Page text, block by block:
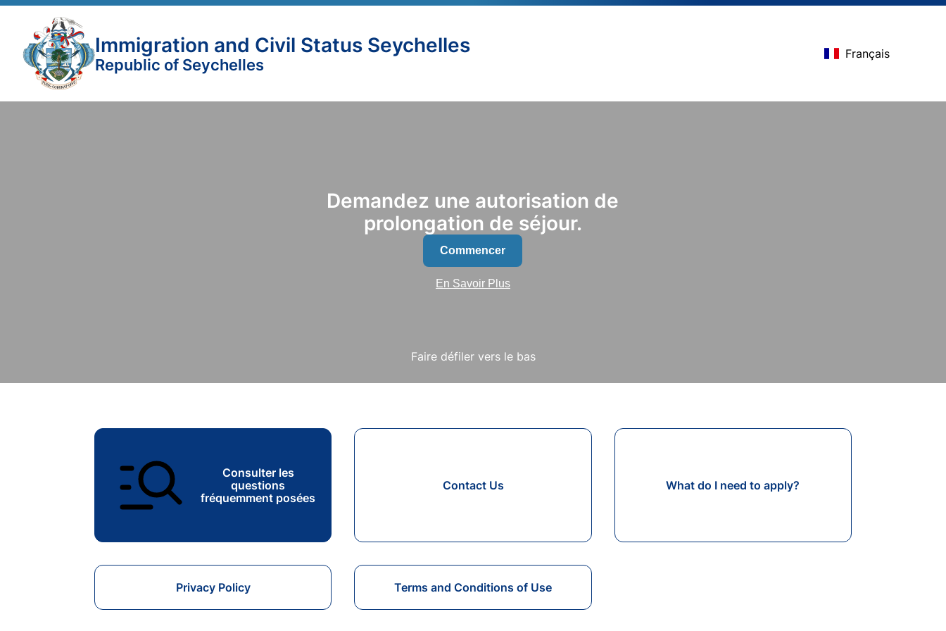
Immigration and Civil Status Seychelles
Republic of Seychelles
Français
Demandez une autorisation de
prolongation de séjour.
Commencer
En Savoir Plus
Faire défiler vers le bas
Consulter les
questions
fréquemment posées
Contact Us What do I need to apply?
Privacy Policy Terms and Conditions of Use